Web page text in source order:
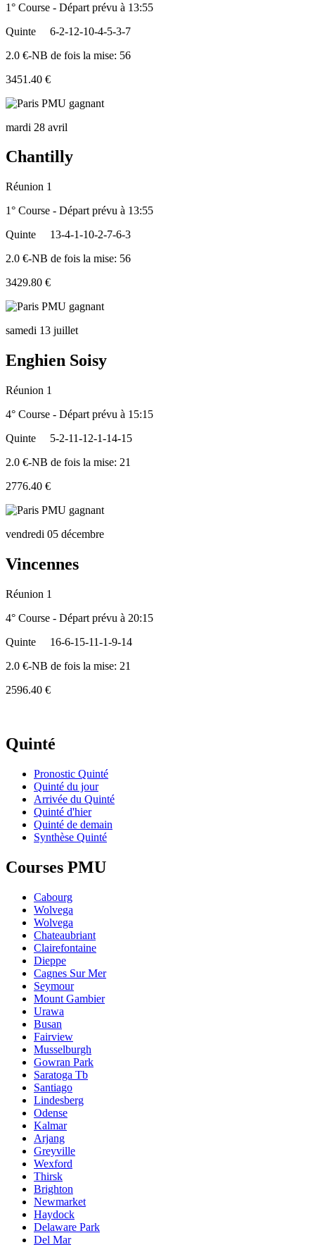
1° Course - Départ prévu à 13:55
Quinte
6-2-12-10-4-5-3-7
2.0 €-NB de fois la mise: 56
3451.40 €
mardi 28 avril
Chantilly
Réunion 1
1° Course - Départ prévu à 13:55
Quinte
13-4-1-10-2-7-6-3
2.0 €-NB de fois la mise: 56
3429.80 €
samedi 13 juillet
Enghien Soisy
Réunion 1
4° Course - Départ prévu à 15:15
Quinte
5-2-11-12-1-14-15
2.0 €-NB de fois la mise: 21
2776.40 €
vendredi 05 décembre
Vincennes
Réunion 1
4° Course - Départ prévu à 20:15
Quinte
16-6-15-11-1-9-14
2.0 €-NB de fois la mise: 21
2596.40 €
Quinté
Pronostic Quinté
Quinté du jour
Arrivée du Quinté
Quinté d'hier
Quinté de demain
Synthèse Quinté
Courses PMU
Cabourg
Wolvega
Wolvega
Chateaubriant
Clairefontaine
Dieppe
Cagnes Sur Mer
Seymour
Mount Gambier
Urawa
Busan
Fairview
Musselburgh
Gowran Park
Saratoga Tb
Santiago
Lindesberg
Odense
Kalmar
Arjang
Greyville
Wexford
Thirsk
Brighton
Newmarket
Haydock
Delaware Park
Del Mar